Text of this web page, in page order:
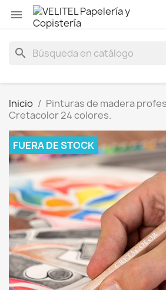

search
Inicio
Pinturas de madera
Cretacolor 24 colores.
FUERA DE STOCK